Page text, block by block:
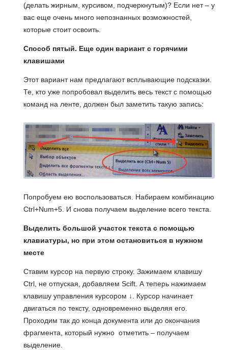
(делать жирным, курсивом, подчеркнутым)? Если нет – у
вас еще очень много непознанных возможностей,
которые стоит освоить.
Способ пятый. Еще один вариант с горячими
клавишами
Этот вариант нам предлагают всплывающие подсказки.
Те, кто уже попробовал выделить весь текст с помощью
команд на ленте, должен был заметить такую запись:
Попробуем ею воспользоваться. Набираем комбинацию
Ctrl+Num+5. И снова получаем выделение всего текста.
Выделить большой участок текста с помощью
клавиатуры, но при этом остановиться в нужном
месте
Ставим курсор на первую строку. Зажимаем клавишу
Ctrl, не отпуская, добавляем Scift. А теперь нажимаем
клавишу управления курсором ↓. Курсор начинает
двигаться по тексту, одновременно выделяя его.
Проходим так до конца документа или до окончания
фрагмента, который нужно отметить – получаем
выделение.